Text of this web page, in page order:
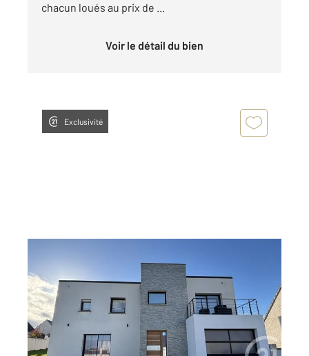
chacun loués au prix de ...
Voir le détail du bien
Exclusivité
Ref : 13183
Maison à vendre
342 600 €
Visiter le site dédié